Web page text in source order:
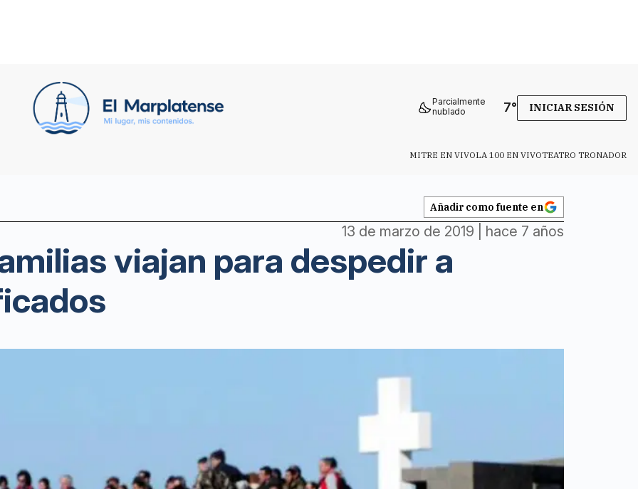
Parcialmente
nublado
7° INICIAR SESIÓN
MITRE EN VIVOLA 100 EN VIVOTEATRO TRONADOR
Añadir como fuente en
13 de marzo de 2019 | hace 7 años
viajan para despedir a